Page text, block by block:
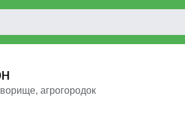
агрогородок